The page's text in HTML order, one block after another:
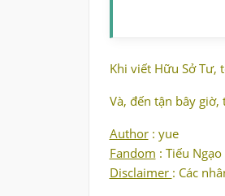
Khi viết Hữu Sở Tư,
Và, đến tận bây
Author: yue
Fandom : Tiếu
Disclaimer : Các